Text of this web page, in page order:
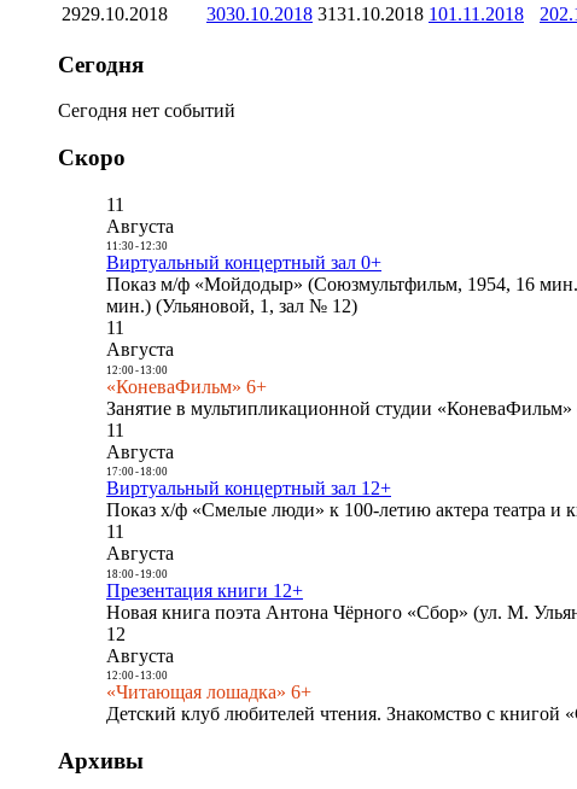
2929.10.2018 3030.10.2018 3131.10.2018 101.11.2018 2
Сегодня
Сегодня нет событий
Скоро
11
Августа
11:30- 12:30
Виртуальный концертный зал 0+
Показ м/ф «Мойдодыр» (Союзмультфильм, 1954, 16
мин.) (Ульяновой, 1, зал № 12)
11
Августа
12:00- 13:00
«КоневаФильм» 6+
Занятие в мультипликационной студии
11
Августа
17:00- 18:00
Виртуальный концертный зал 12+
Показ х/ф «Смелые люди» к 100-летию актера театра
11
Августа
18:00- 19:00
Презентация книги 12+
Новая книга поэта Антона Чёрного «Сбор» (ул. М.
12
Августа
12:00- 13:00
«Читающая лошадка» 6+
Детский клуб любителей чтения. Знакомство с
Архивы